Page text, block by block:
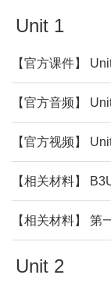
Unit 1
【官方课件】
【官方音频】
【官方视频】
【相关材料】
【相关材料】 第
Unit 2